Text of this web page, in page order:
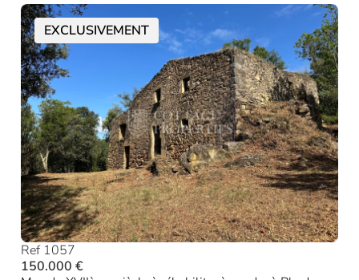
EXCLUSIVEMENT
Ref 1057
150.000 €